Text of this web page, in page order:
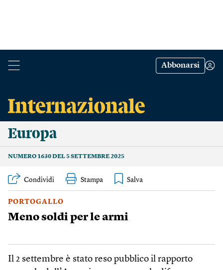
Abbonarsi
Europa
NUMERO 1630 DEL 5 SETTEMBRE 2025
Condividi Stampa
PORTOGALLO
Meno soldi per le armi
Il 2 settembre è stato reso pubblico il rapporto